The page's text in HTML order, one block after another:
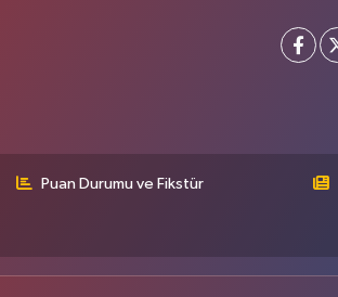
Puan Durumu ve Fikstür